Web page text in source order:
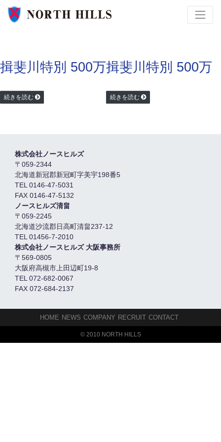
揖斐川特別 500万
続きを読む
揖斐川特別 500万
続きを読む
株式会社ノースヒルズ
〒059-2344
北海道新冠郡新冠町字美宇198番5
TEL 0146-47-5031
FAX 0146-47-5132
ノースヒルズ清畠
〒059-2245
北海道沙流郡日高町清畠237-12
TEL 01456-7-2010
株式会社ノースヒルズ 大阪事務所
〒569-0805
大阪府高槻市上田辺町19-8
TEL 072-682-0067
FAX 072-684-2137
HOME NEWS COMPANY RECRUIT CONTACT
© 2010 NORTH HILLS